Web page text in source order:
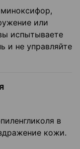
или
испытываете
и не управляйте
в
кожи.